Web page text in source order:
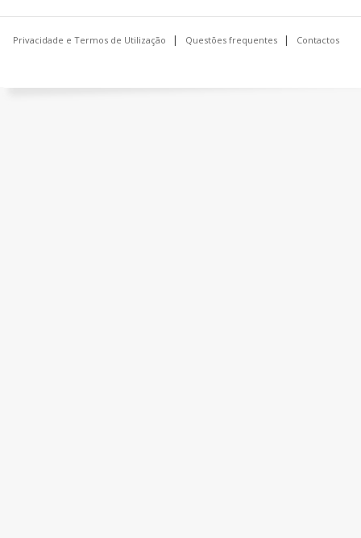
Privacidade e Termos de Utilização Questões frequentes Contactos